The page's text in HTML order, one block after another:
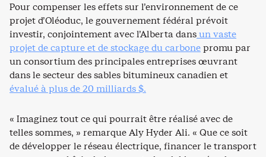
Pour compenser les effets sur l’environnement de ce
projet d’Oléoduc, le gouvernement fédéral prévoit
investir, conjointement avec l’Alberta dansun vaste
projet de capture et de stockage du carbonepromu par
un consortium des principales entreprises œuvrant
dans le secteur des sables bitumineux canadien et
évalué à plus de 20 milliards $.
« Imaginez tout ce qui pourrait être réalisé avec de
telles sommes, » remarque Aly Hyder Ali. « Que ce soit
de développer le réseau électrique, financer le transport